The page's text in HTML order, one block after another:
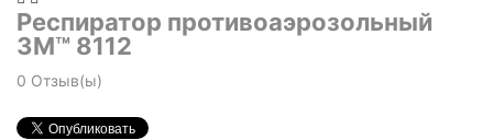
Респиратор противоаэрозольный
3M™ 8112
0 Отзыв(ы)